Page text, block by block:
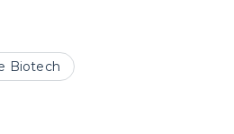
Biotech